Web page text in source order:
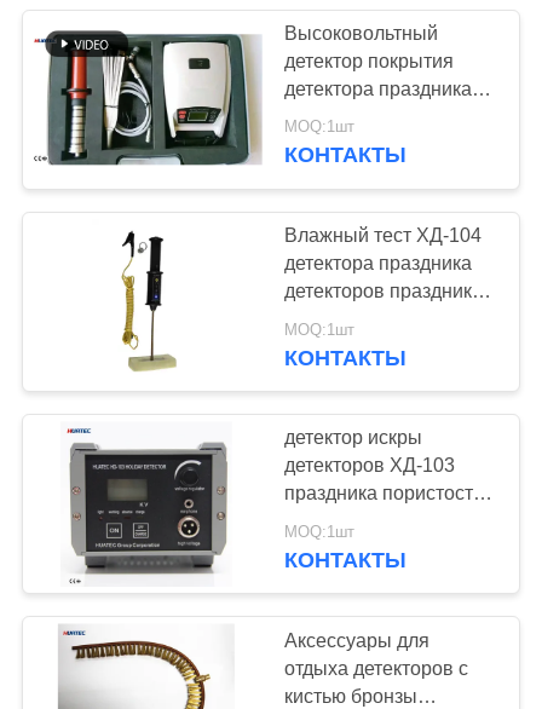
СВЯЖИТЕСЬ
МЫ
СПРОСИТЕ
ЦИТАТУ
PRIVACY
POLICY
Высоковольтный
детектор покрытия
детектора праздника
пористости детектора
праздника детектора
MOQ:1шт
КОНТАКТЫ
Влажный тест ХД-104
детектора праздника
детекторов праздника
пористости Пинхоле
губки
MOQ:1шт
КОНТАКТЫ
детектор искры
детекторов ХД-103
праздника пористости
цифрового дисплея
0.2-30КВ 0.05-10мм
MOQ:1шт
КОНТАКТЫ
Аксессуары для
отдыха детекторов с
кистью бронзы